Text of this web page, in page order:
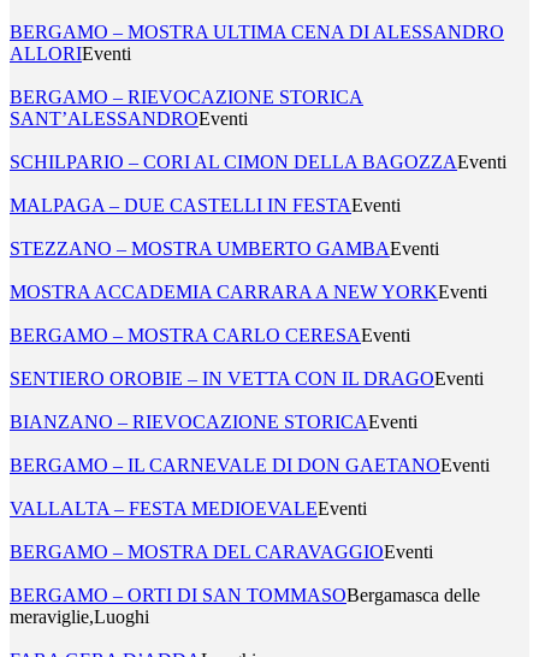
BERGAMO – MOSTRA ULTIMA CENA DI ALESSANDRO
ALLORIEventi
BERGAMO – RIEVOCAZIONE STORICA
SANT’ALESSANDROEventi
SCHILPARIO – CORI AL CIMON DELLA BAGOZZAEventi
MALPAGA – DUE CASTELLI IN FESTAEventi
STEZZANO – MOSTRA UMBERTO GAMBAEventi
MOSTRA ACCADEMIA CARRARA A NEW YORKEventi
BERGAMO – MOSTRA CARLO CERESAEventi
SENTIERO OROBIE – IN VETTA CON IL DRAGOEventi
BIANZANO – RIEVOCAZIONE STORICAEventi
BERGAMO – IL CARNEVALE DI DON GAETANOEventi
VALLALTA – FESTA MEDIOEVALEEventi
BERGAMO – MOSTRA DEL CARAVAGGIOEventi
BERGAMO – ORTI DI SAN TOMMASOBergamasca delle
meraviglie,Luoghi